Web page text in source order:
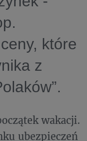
które
z
wakacji.
ubezpieczeń